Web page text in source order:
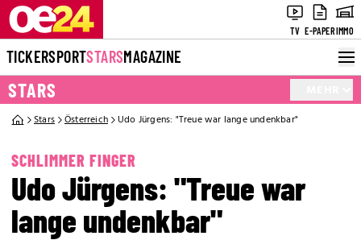
TV E-PAPERIMMO
TICKERSPORTSTARSMAGAZINE
STARS
Stars Österreich Udo Jürgens: "Treue war lange undenkbar"
SCHLIMMER FINGER
Udo Jürgens: "Treue war
lange undenkbar"